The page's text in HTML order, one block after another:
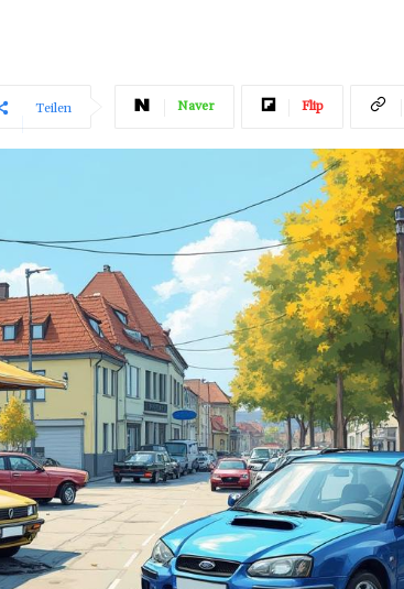
Teilen Naver Flip